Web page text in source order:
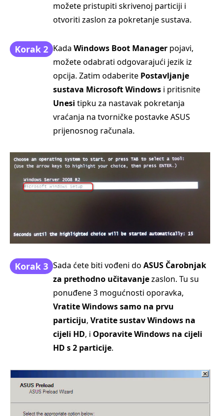
možete pristupiti skrivenoj particiji i
otvoriti zaslon za pokretanje sustava.
Korak 2 Kada Windows Boot Manager pojavi,
možete odabrati odgovarajući jezik iz
opcija. Zatim odaberite Postavljanje
sustava Microsoft Windows i pritisnite
Unesi tipku za nastavak pokretanja
vraćanja na tvorničke postavke ASUS
prijenosnog računala.
Korak 3 Sada ćete biti vođeni do ASUS Čarobnjak
za prethodno učitavanjezaslon. Tu su
ponuđene 3 mogućnosti oporavka,
Vratite Windows samo na prvu
particiju, Vratite sustav Windows na
cijeli HD, i Oporavite Windows na cijeli
HD s 2 particije.